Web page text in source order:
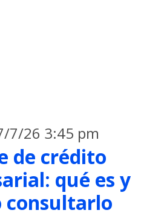
7/26 3:45 pm
de crédito
qué es y
consultarlo